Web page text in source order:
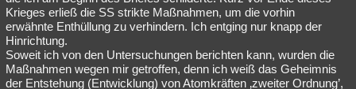
Krieges erließ die SS strikte Maßnahmen, um die vorhin
erwähnte Enthüllung zu verhindern. Ich entging nur knapp der
Hinrichtung.
Soweit ich von den Untersuchungen berichten kann, wurden die
Maßnahmen wegen mir getroffen, denn ich weiß das Geheimnis
der Entstehung (Entwicklung) von Atomkräften ‚zweiter Ordnung’,